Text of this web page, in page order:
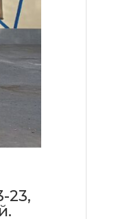
23,